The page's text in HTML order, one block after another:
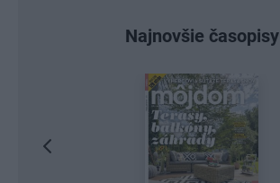
Najnovšie časopisy